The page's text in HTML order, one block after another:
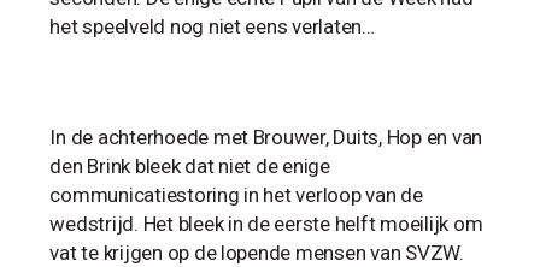
het speelveld nog niet eens verlaten…
In de achterhoede met Brouwer, Duits, Hop en van
den Brink bleek dat niet de enige
communicatiestoring in het verloop van de
wedstrijd. Het bleek in de eerste helft moeilijk om
vat te krijgen op de lopende mensen van SVZW.